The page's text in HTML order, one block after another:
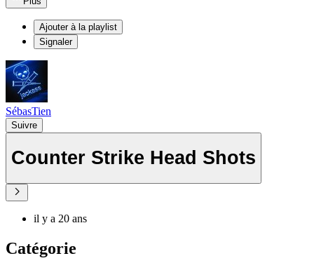
Ajouter à la playlist
Signaler
SébasTien
Suivre
Counter Strike Head Shots
il y a 20 ans
Catégorie